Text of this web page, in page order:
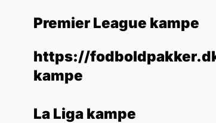
Premier League kampe
https://
kampe
La Liga kampe